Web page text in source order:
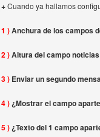
+Cuando ya hallamos
1 )Anchura de los campos
2 )Altura del campo
3 ) Enviar un segundo
4 )¿Mostrar el campo
5 )¿Texto del 1 campo